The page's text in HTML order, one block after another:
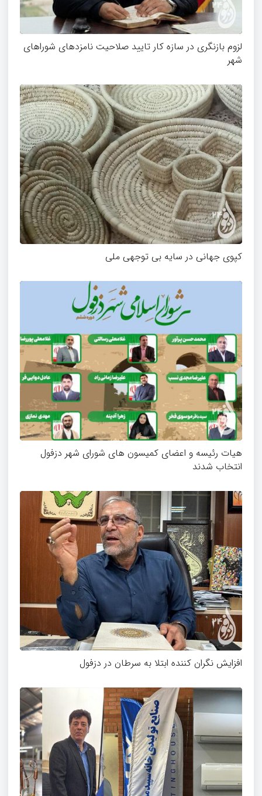
لزوم بازنگری در سازه کار تایید صلاحیت نامزدهای شوراهای
شهر
کپوی جهانی در سایه بی توجهی ملی
هیات رئیسه و اعضای کمیسون های شورای شهر دزفول
انتخاب شدند
افزایش نگران کننده ابتلا به سرطان در دزفول